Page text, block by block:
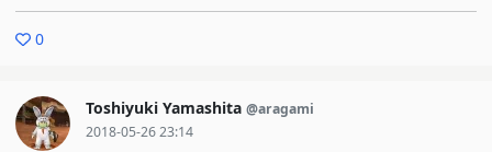
0
Toshiyuki Yamashita @aragami
2018-05-26 23:14